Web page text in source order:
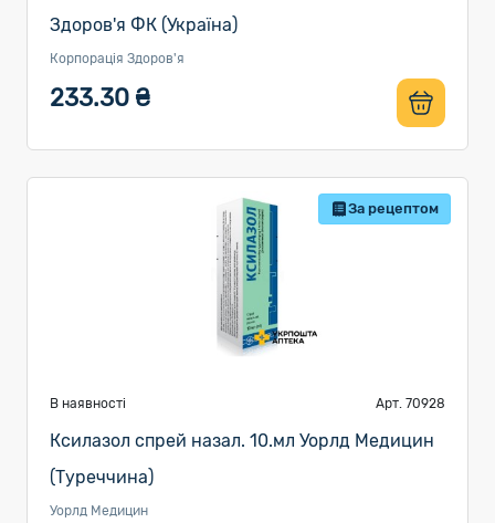
Здоров'я ФК (Україна)
Корпорація Здоров'я
233.30 ₴
За рецептом
В наявності Арт. 70928
Ксилазол спрей назал. 10.мл Уорлд Медицин
(Туреччина)
Уорлд Медицин